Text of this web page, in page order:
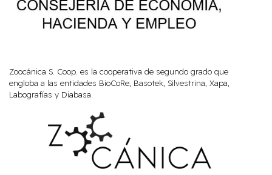
Zoocánica S. Coop. es la cooperativa de segundo grado que
engloba a las entidades BioCoRe, Basotek, Silvestrina, Xapa,
Labografías y Diabasa.